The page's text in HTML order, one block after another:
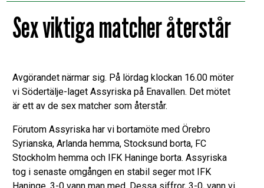
Sex viktiga matcher återstår
Avgörandet närmar sig. På lördag klockan 16.00 möter
vi Södertälje-laget Assyriska på Enavallen. Det mötet
är ett av de sex matcher som återstår.
Förutom Assyriska har vi bortamöte med Örebro
Syrianska, Arlanda hemma, Stocksund borta, FC
Stockholm hemma och IFK Haninge borta. Assyriska
tog i senaste omgången en stabil seger mot IFK